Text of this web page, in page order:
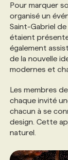
Pour marquer
organisé un
Saint-Gabriel
étaient
également
de la nouvelle
modernes et
Les membres
chaque invité
chacun à se
design. Cette
naturel.